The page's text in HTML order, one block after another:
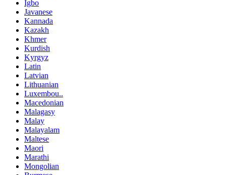
Igbo
Javanese
Kannada
Kazakh
Khmer
Kurdish
Kyrgyz
Latin
Latvian
Lithuanian
Luxembou..
Macedonian
Malagasy
Malay
Malayalam
Maltese
Maori
Marathi
Mongolian